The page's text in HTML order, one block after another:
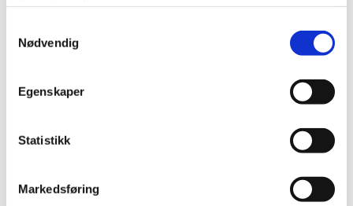
Nødvendig
Egenskaper
Statistikk
Markedsføring
telekommunikasjon.
Vår første kunde og samarbeidet er fortsatt godt.